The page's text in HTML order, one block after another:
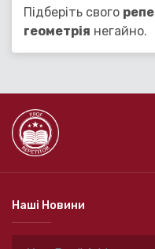
Підберіть свого
геометрія негайно.
Наші Новини